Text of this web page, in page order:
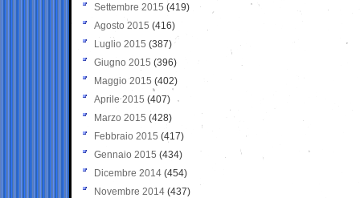
Settembre 2015 (419)
Agosto 2015 (416)
Luglio 2015 (387)
Giugno 2015 (396)
Maggio 2015 (402)
Aprile 2015 (407)
Marzo 2015 (428)
Febbraio 2015 (417)
Gennaio 2015 (434)
Dicembre 2014 (454)
Novembre 2014 (437)